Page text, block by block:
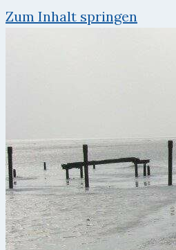
Zum Inhalt springen